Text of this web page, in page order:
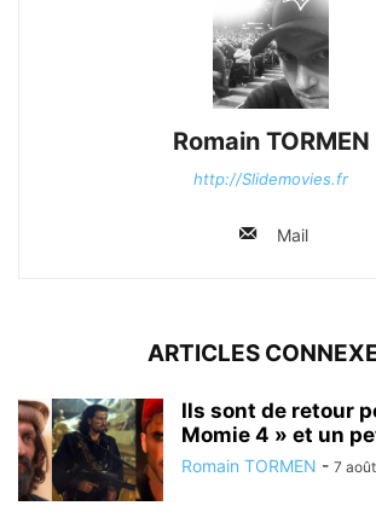
Romain TORMEN
http://Slidemovies.fr
Mail
ARTICLES
Ils sont de retour
Momie 4 » et un
Romain TORMEN - 7